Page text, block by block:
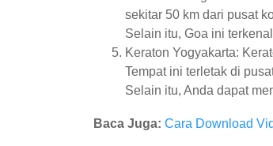
sekitar 50 km dari pusat
Selain itu, Goa ini
Keraton Yogyakarta:
Tempat ini terletak di
Selain itu, Anda dapat
Baca Juga: Cara Download